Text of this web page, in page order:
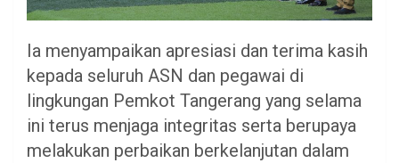
Ia menyampaikan apresiasi dan terima kasih
kepada seluruh ASN dan pegawai di
lingkungan Pemkot Tangerang yang selama
ini terus menjaga integritas serta berupaya
melakukan perbaikan berkelanjutan dalam